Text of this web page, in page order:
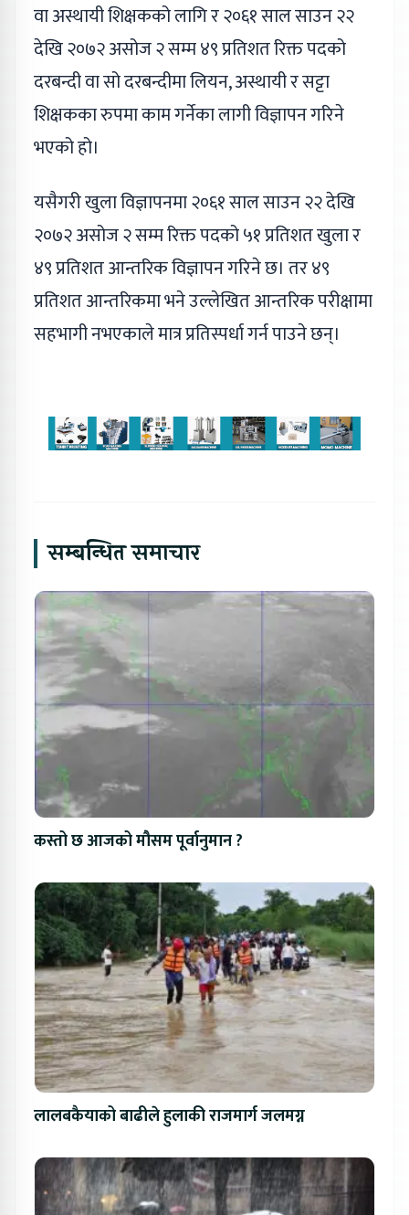
वा अस्थायी शिक्षकको लागि र २०६१ साल साउन २२
देखि २०७२ असोज २ सम्म ४९ प्रतिशत रिक्त पदको
दरबन्दी वा सो दरबन्दीमा लियन, अस्थायी र सट्टा
शिक्षकका रुपमा काम गर्नेका लागी विज्ञापन गरिने
भएको हो।
यसैगरी खुला विज्ञापनमा २०६१ साल साउन २२ देखि
२०७२ असोज २ सम्म रिक्त पदको ५१ प्रतिशत खुला र
४९ प्रतिशत आन्तरिक विज्ञापन गरिने छ। तर ४९
प्रतिशत आन्तरिकमा भने उल्लेखित आन्तरिक परीक्षामा
सहभागी नभएकाले मात्र प्रतिस्पर्धा गर्न पाउने छन्।
सम्बन्धित समाचार
कस्तो छ आजको मौसम पूर्वानुमान ?
लालबकैयाको बाढीले हुलाकी राजमार्ग जलमग्न